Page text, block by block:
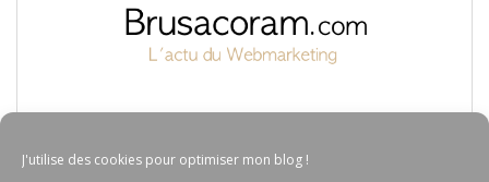
J'utilise des cookies pour optimiser mon blog !